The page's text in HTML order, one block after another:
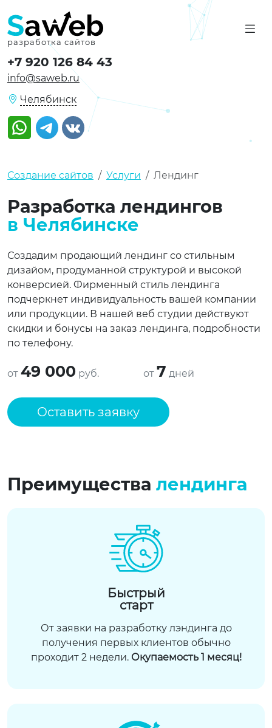
разработка сайтов
Челябинск
WatsappTelegram
VK
+7 920 126 84 43
info@saweb.ru
Создание сайтов Услуги Лендинг
Разработка лендингов
в Челябинске
Создадим продающий лендинг со стильным
дизайом, продуманной структурой и высокой
конверсией. Фирменный стиль лендинга
подчеркнет индивидуальность вашей компании
или продукции. В нашей веб студии действуют
скидки и бонусы на заказ лендинга, подробности
по телефону.
от 49 000 руб. от 7 дней
Оставить заявку
Преимущества лендинга
Быстрый
старт
От заявки на разработку лэндинга до
получения первых клиентов обычно
проходит 2 недели. Окупаемость 1 месяц!